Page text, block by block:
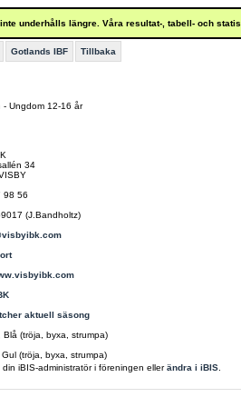
underhålls längre. Våra resultat-, tabell- och
Gotlands IBF Tillbaka
- Ungdom 12-16 år
34
98 56
(J.Bandholtz)
aktuell säsong
Blå (tröja, byxa, strumpa)
(tröja, byxa, strumpa)
iBIS-administratör i föreningen ellerändra i iBIS